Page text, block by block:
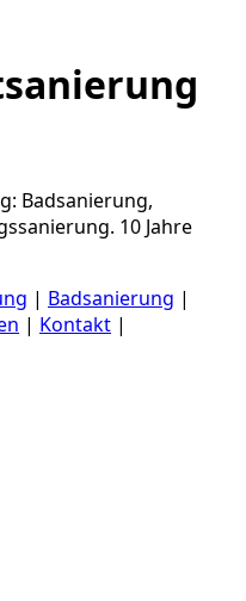
Badsanierung,
10 Jahre
| Badsanierung |
| Kontakt |